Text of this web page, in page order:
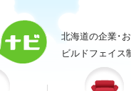
北海道の企業･
ビルドフェイス